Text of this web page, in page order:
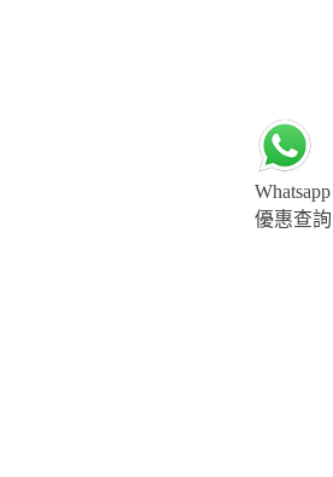
Whatsapp
優惠查詢